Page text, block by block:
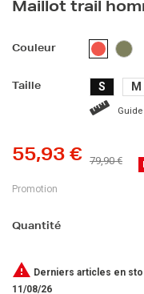
Maillot trail
Couleur CORAIL
Taille S M
55,93 € 79,90 €
Promotion
Quantité
 Derniers articles en
11/08/26